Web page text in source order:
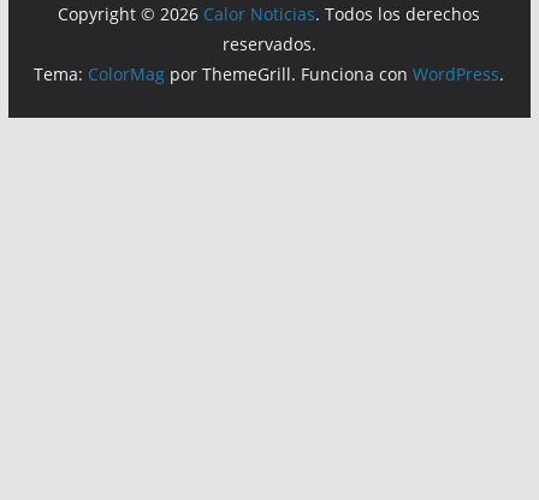
Copyright © 2026 Calor Noticias. Todos los derechos
reservados.
Tema: ColorMag por ThemeGrill. Funciona conWordPress.